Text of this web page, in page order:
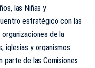
las Niñas y
estratégico con las
de la
iglesias y organismos
parte de las Comisiones